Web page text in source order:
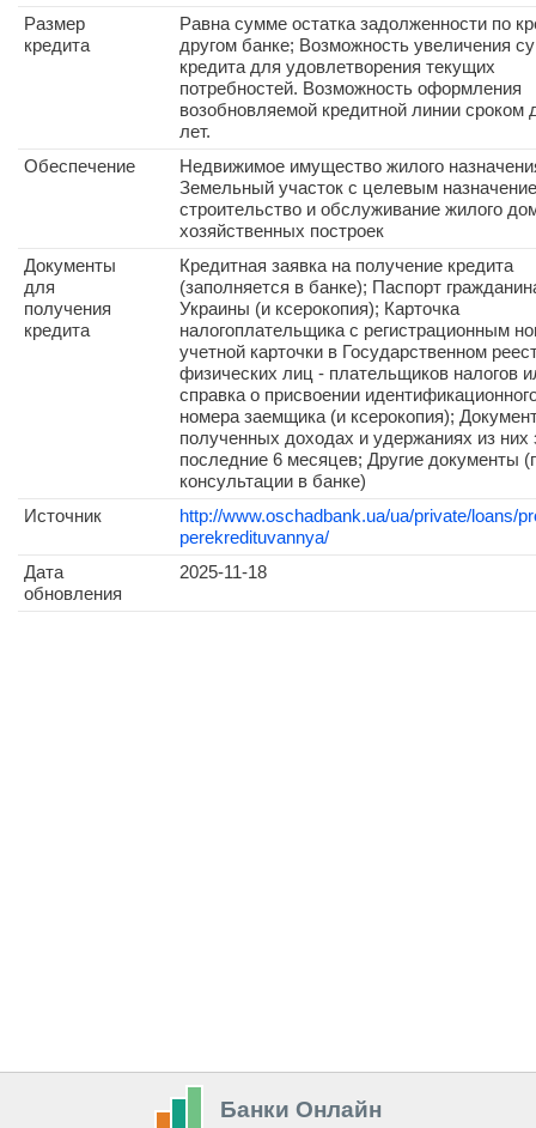
Размер
кредита
Равна сумме остатка задолженности по
другом банке; Возможность увеличения
кредита для удовлетворения текущих
потребностей. Возможность оформления
возобновляемой кредитной линии сроком
лет.
Обеспечение
Недвижимое имущество жилого
Земельный участок с целевым
строительство и обслуживание жилого
хозяйственных построек
Документы
для
получения
кредита
Кредитная заявка на получение кредита
(заполняется в банке); Паспорт
Украины (и ксерокопия); Карточка
налогоплательщика с регистрационным
учетной карточки в Государственном
физических лиц - плательщиков налогов
справка о присвоении
номера заемщика (и ксерокопия);
полученных доходах и удержаниях из них
последние 6 месяцев; Другие документы
консультации в банке)
Источник
http://www.oschadbank.ua/ua/private/loans/
perekredituvannya/
Дата
обновления
2025-11-18
Банки Онлайн